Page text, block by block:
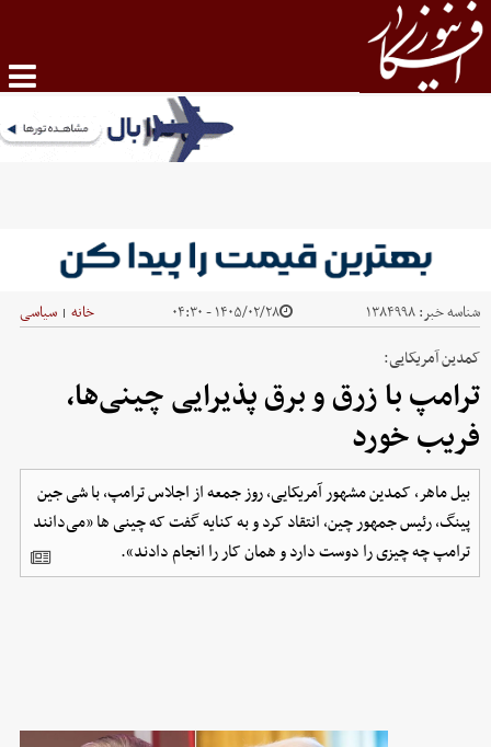
شناسه خبر:۱۳۸۴۹۹۸ ۱۴۰۵/۰۲/۲۸ - ۰۴:۳۰ خانه | سیاسی
کمدین آمریکایی:
ترامپ با زرق و برق پذیرایی چینی‌ها،
فریب خورد
بیل ماهر، کمدین مشهور آمریکایی، روز جمعه از اجلاس ترامپ، با شی جین
پینگ، رئیس جمهور چین، انتقاد کرد و به کنایه گفت که چینی ها «می‌دانند
ترامپ چه چیزی را دوست دارد و همان کار را انجام دادند».